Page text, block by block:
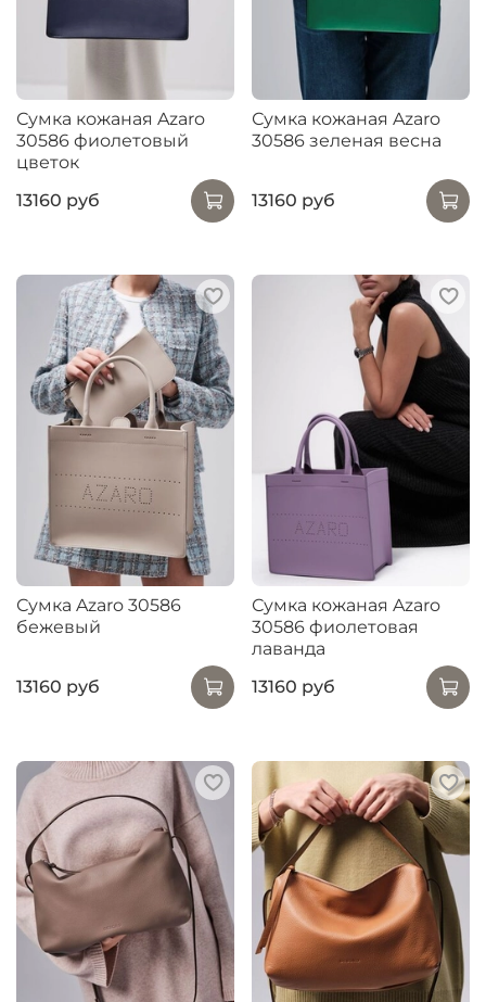
Сумка кожаная Azaro
30586 фиолетовый
цветок
13160 руб
Сумка кожаная Azaro
30586 зеленая весна
13160 руб
Сумка Azaro 30586
бежевый
13160 руб
Сумка кожаная Azaro
30586 фиолетовая
лаванда
13160 руб